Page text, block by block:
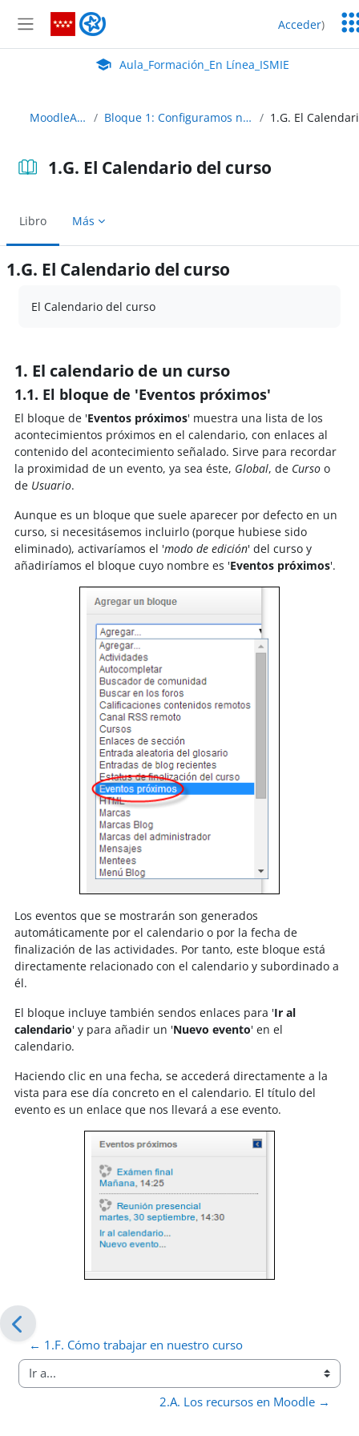
Panel lateral
Aula_Formación_En Línea_ISMIE Acceder)
Aula Virtual de EducaMadrid:
Aula_Formación_En Línea_ISMIE
MoodleAbierto Bloque 1: Configuramos nuestro curso
1.G. El Calendario del curso
Libro Más
1.G. El Calendario del curso
El Calendario del curso
1. El calendario de un curso
1.1. El bloque de 'Eventos próximos'
El bloque de 'Eventos próximos' muestra una lista de los
acontecimientos próximos en el calendario, con enlaces al
contenido del acontecimiento señalado. Sirve para recordar
la proximidad de un evento, ya sea éste, Global, de Curso o
de Usuario.
Aunque es un bloque que suele aparecer por defecto en un
curso, si necesitásemos incluirlo (porque hubiese sido
eliminado), activaríamos el 'modo de edición' del curso y
añadiríamos el bloque cuyo nombre es 'Eventos próximos'.
Los eventos que se mostrarán son generados
automáticamente por el calendario o por la fecha de
finalización de las actividades. Por tanto, este bloque está
directamente relacionado con el calendario y subordinado a
él.
El bloque incluye también sendos enlaces para 'Ir al
calendario' y para añadir un 'Nuevo evento' en el
calendario.
Haciendo clic en una fecha, se accederá directamente a la
vista para ese día concreto en el calendario. El título del
evento es un enlace que nos llevará a ese evento.
← 1.F. Cómo trabajar en nuestro curso
Ir a...
2.A. Los recursos en Moodle →